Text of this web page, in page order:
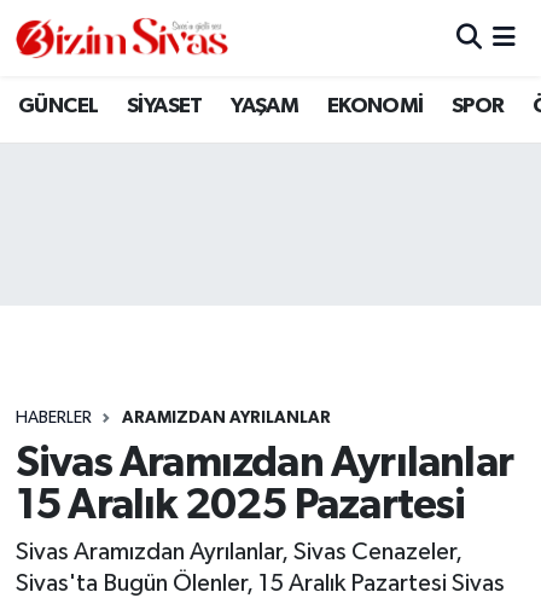
GÜNCEL SİYASET YAŞAM EKONOMİ SPOR
HABERLER ARAMIZDAN AYRILANLAR
Sivas Aramızdan Ayrılanlar
15 Aralık 2025 Pazartesi
Sivas Aramızdan Ayrılanlar, Sivas Cenazeler,
Sivas'ta Bugün Ölenler, 15 Aralık Pazartesi Sivas
ARAMIZDAN AYRILANLAR
GÜNCEL
KÜLTÜR
MAGAZİN
Sivas Nöbetçi Eczaneler
Son Dakika Haberleri
Haber Arşivi